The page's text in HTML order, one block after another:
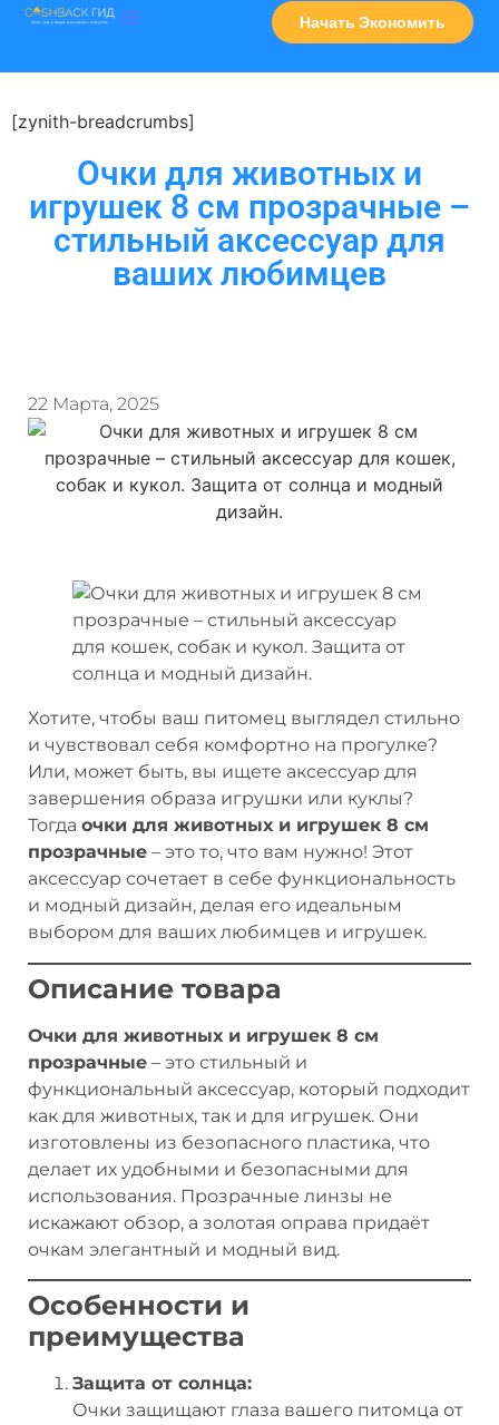
Начать Экономить
[zynith-breadcrumbs]
Очки для животных и
игрушек 8 см прозрачные –
стильный аксессуар для
ваших любимцев
22 Марта, 2025
Хотите, чтобы ваш питомец выглядел стильно
и чувствовал себя комфортно на прогулке?
Или, может быть, вы ищете аксессуар для
завершения образа игрушки или куклы?
Тогда очки для животных и игрушек 8 см
прозрачные – это то, что вам нужно! Этот
аксессуар сочетает в себе функциональность
и модный дизайн, делая его идеальным
выбором для ваших любимцев и игрушек.
Описание товара
Очки для животных и игрушек 8 см
прозрачные – это стильный и
функциональный аксессуар, который подходит
как для животных, так и для игрушек. Они
изготовлены из безопасного пластика, что
делает их удобными и безопасными для
использования. Прозрачные линзы не
искажают обзор, а золотая оправа придаёт
очкам элегантный и модный вид.
Особенности и
преимущества
Защита от солнца:
Очки защищают глаза вашего питомца от